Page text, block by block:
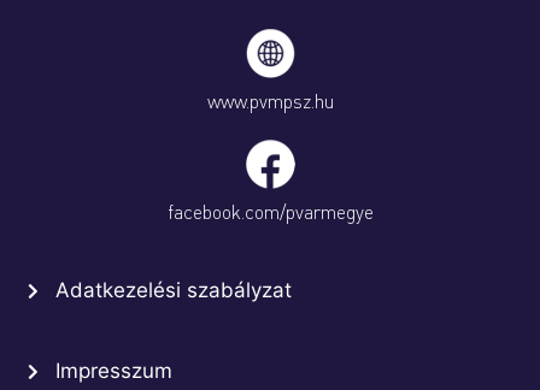
www.pvmpsz.hu
facebook.com/pvarmegye
Adatkezelési szabályzat
Impresszum